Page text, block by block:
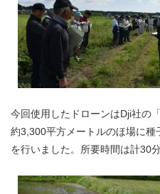
今回使用したドローンはDji社の
約3,300平方メートルのほ場に
を行いました。所要時間は計30